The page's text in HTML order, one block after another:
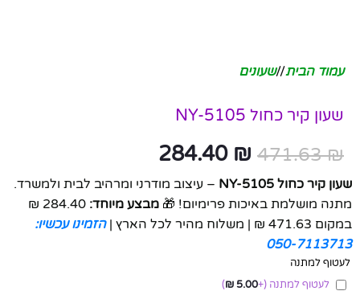
עמוד הבית/ שעונים
שעון קיר כחול NY-5105
471.63₪
284.40 ₪
שעון קיר כחול NY-5105
– עיצוב מודרני ומרהיב לבית ולמשרד.
מתנה מושלמת באיכות פרימיום! 🎁 מבצע מיוחד:
284.40 ₪
במקום 471.63 ₪ | משלוח מהיר לכל הארץ |
הזמינו עכשיו:
050-7113713
לעטוף למתנה
לעטוף למתנה (+
5.00
₪
)